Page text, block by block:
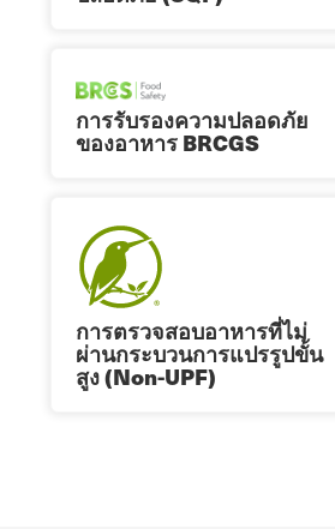
การรับรองความปลอดภัย
ของอาหาร BRCGS
การตรวจสอบอาหารที่ไม่
ผ่านกระบวนการแปรรูปขั้น
สูง (Non-UPF)